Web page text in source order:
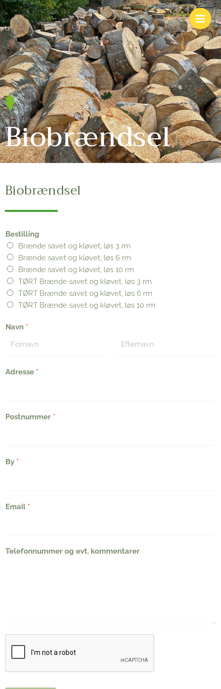
Biobrændsel
Biobrændsel
Bestilling
Brænde savet og kløvet, løs 3 rm
Brænde savet og kløvet, løs 6 rm
Brænde savet og kløvet, løs 10 rm
TØRT Brænde savet og kløvet, løs 3 rm
TØRT Brænde savet og kløvet, løs 6 rm
TØRT Brænde savet og kløvet, løs 10 rm
Navn *
iAdresse *
Postnummer *
By *
Email *
Telefonnummer og evt. kommentarer